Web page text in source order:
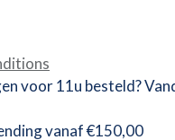
voor 11u besteld?
vanaf €150,00